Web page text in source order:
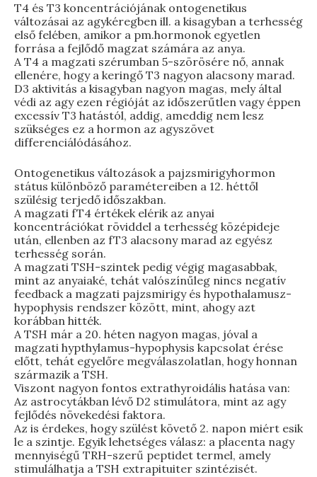
T4 és T3 koncentrációjának ontogenetikus
változásai az agykéregben ill. a kisagyban a terhesség
első felében, amikor a pm.hormonok egyetlen
forrása a fejlődő magzat számára az anya.
A T4 a magzati szérumban 5-szörösére nő, annak
ellenére, hogy a keringő T3 nagyon alacsony marad.
D3 aktivitás a kisagyban nagyon magas, mely által
védi az agy ezen régióját az időszerűtlen vagy éppen
excessív T3 hatástól, addig, ameddig nem lesz
szükséges ez a hormon az agyszövet
differenciálódásához.
Ontogenetikus változások a pajzsmirigyhormon
státus különböző paramétereiben a 12. héttől
szülésig terjedő időszakban.
A magzati fT4 értékek elérik az anyai
koncentrációkat röviddel a terhesség középideje
után, ellenben az fT3 alacsony marad az egyész
terhesség során.
A magzati TSH-szintek pedig végig magasabbak,
mint az anyaiaké, tehát valószínűleg nincs negatív
feedback a magzati pajzsmirigy és hypothalamusz-
hypophysis rendszer között, mint, ahogy azt
korábban hitték.
A TSH már a 20. héten nagyon magas, jóval a
magzati hypthylamus-hypophysis kapcsolat érése
előtt, tehát egyelőre megválaszolatlan, hogy honnan
származik a TSH.
Viszont nagyon fontos extrathyroidális hatása van:
Az astrocytákban lévő D2 stimulátora, mint az agy
fejlődés növekedési faktora.
Az is érdekes, hogy szülést követő 2. napon miért esik
le a szintje. Egyik lehetséges válasz: a placenta nagy
mennyiségű TRH-szerű peptidet termel, amely
stimulálhatja a TSH extrapituiter szintézisét.